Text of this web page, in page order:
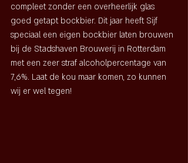
compleet zonder een overheerlijk glas
goed getapt bockbier. Dit jaar heeft Sijf
speciaal een eigen bockbier laten brouwen
bij de Stadshaven Brouwerij in Rotterdam
met een zeer straf alcoholpercentage van
7,6%. Laat de kou maar komen, zo kunnen
wij er wel tegen!